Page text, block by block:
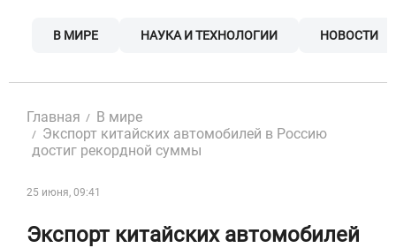
В МИРЕ НАУКА И ТЕХНОЛОГИИ НОВОСТИ
Главная
В мире
Экспорт китайских автомобилей в Россию
достиг рекордной суммы
25 июня, 09:41
Экспорт китайских автомобилей